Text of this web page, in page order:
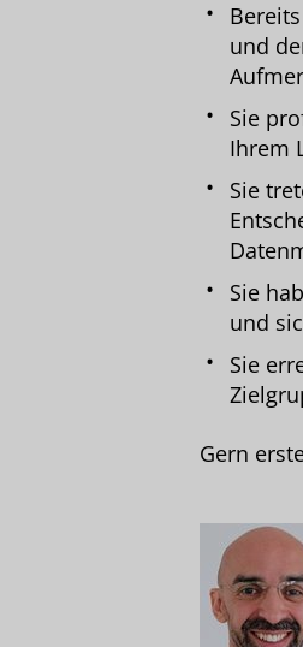
und
Sie
Ihrem
Sie
Sie
und
Sie
Gern